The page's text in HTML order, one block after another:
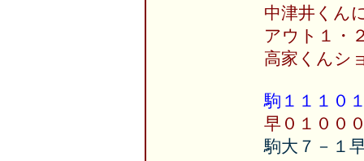
中津井くん
アウト１・
高家くんシ
駒１１１０
早０１００
駒大７－１